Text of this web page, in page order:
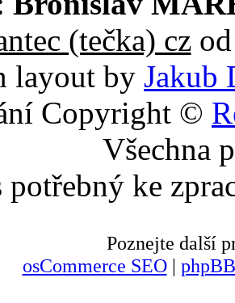
(tečka) czod
layout by Jakub
Copyright ©
Všechna
potřebný ke
Poznejte další
osCommerce SEO|